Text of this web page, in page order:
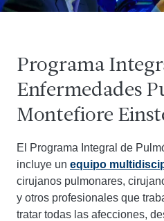
Programa
Enfermedades
Montefiore
El Programa Integral de
incluye un equipo
cirujanos pulmonares,
y otros profesionales que
tratar todas las afecciones,